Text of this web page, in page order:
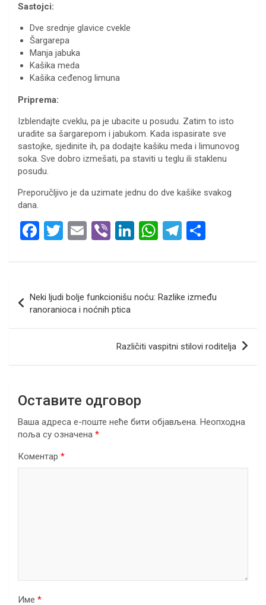
Sastojci:
Dve srednje glavice cvekle
Šargarepa
Manja jabuka
Kašika meda
Kašika ceđenog limuna
Priprema:
Izblendajte cveklu, pa je ubacite u posudu. Zatim to isto
uradite sa šargarepom i jabukom. Kada ispasirate sve
sastojke, sjedinite ih, pa dodajte kašiku meda i limunovog
soka. Sve dobro izmešati, pa staviti u teglu ili staklenu
posudu.
Preporučljivo je da uzimate jednu do dve kašike svakog
dana.
F
ce
b
o
o
T
tt
er
E
ail
Vi
er
Li
ke
dI
n
W
at
s
A
p
p
T
e
gr
a
m
ar
e
чланка
Neki ljudi bolje funkcionišu noću: Razlike između
ranoranioca i noćnih ptica
Različiti vaspitni stilovi roditelja
Оставите одговор
Ваша адреса е-поште неће бити објављена. Неопходна
поља су означена *
Коментар *
Име *